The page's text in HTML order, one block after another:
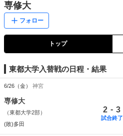
専修大
フォロー
トップ
東都大学入替戦の日程・結果
6/26（金） 神宮
専修大
（東都大学2部）
(敗)多田
2 - 3
試合終了